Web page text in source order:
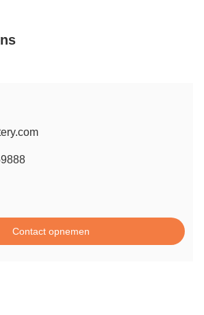
Contact opnemen